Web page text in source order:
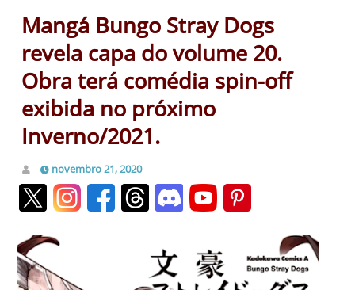
Mangá Bungo Stray Dogs
revela capa do volume 20.
Obra terá comédia spin-off
exibida no próximo
Inverno/2021.
novembro 21, 2020